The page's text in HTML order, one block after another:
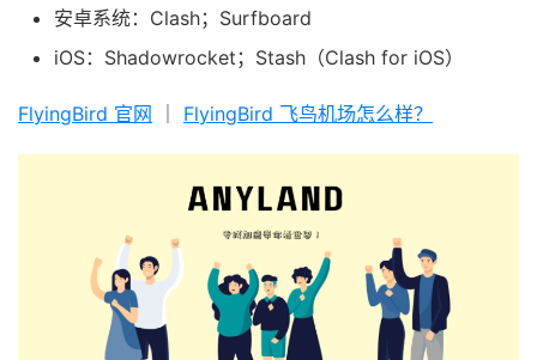
安卓系统：Clash；Surfboard
iOS：Shadowrocket；Stash（Clash for iOS）
FlyingBird 官网 FlyingBird 飞鸟机场怎么样？